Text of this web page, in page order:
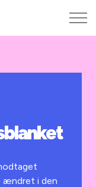
ændret i den